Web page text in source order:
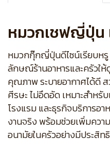
หมวกเชฟญี่ปุ่น
หมวกกุ๊กญี่ปุ่นดีไซน์เรียบหรู
ลักษณ์ร้านอาหารและครัวใ
คุณภาพ ระบายอากาศได้ดี
ศีรษะ ไม่อึดอัด เหมาะสำหรั
โรงแรม และธุรกิจบริการอ
งานจริง พร้อมช่วยเพิ่มควา
อนามัยในครัวอย่างมีประสิท